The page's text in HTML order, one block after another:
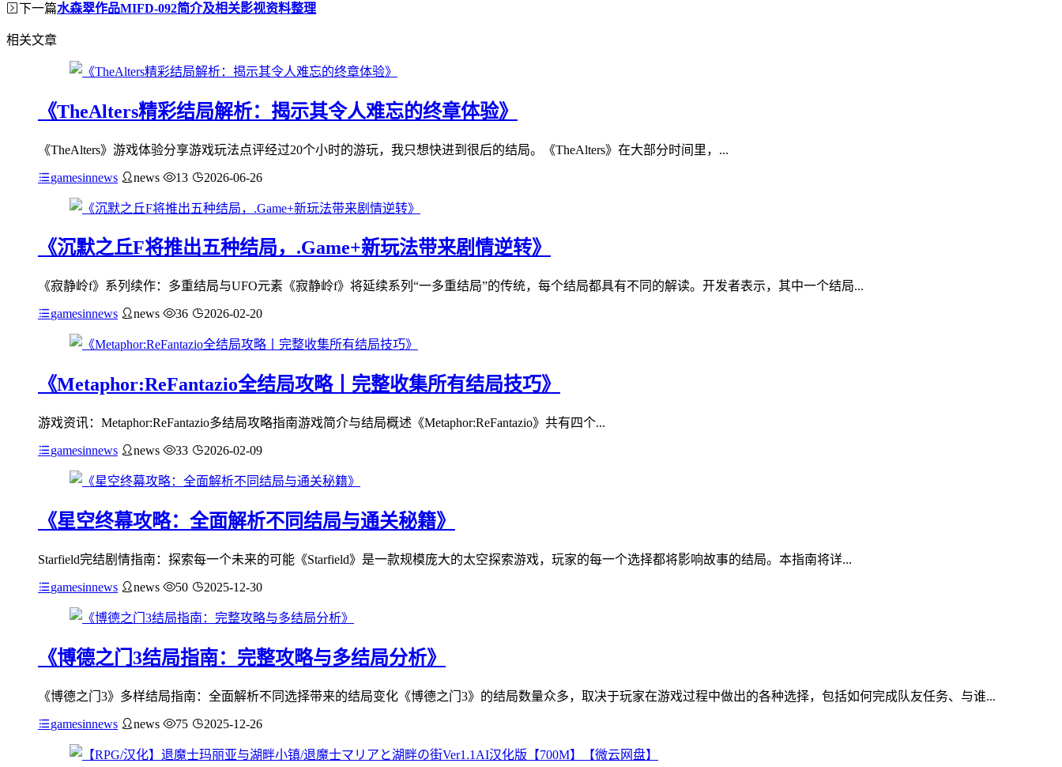
下一篇水森翠作品MIFD-092简介及相关影视资料整理
相关文章
《TheAlters精彩结局解析：揭示其令人难忘的终章体验》
《TheAlters》游戏体验分享游戏玩法点评经过20个小时的游玩，我只想快进到很后的结局。《TheAlters》在大部分时间里，...
gamesinnews news 13 2026-06-26
《沉默之丘F将推出五种结局，.Game+新玩法带来剧情逆转》
《寂静岭f》系列续作：多重结局与UFO元素《寂静岭f》将延续系列“一多重结局”的传统，每个结局都具有不同的解读。开发者表示，其中一个结局...
gamesinnews news 36 2026-02-20
《Metaphor:ReFantazio全结局攻略丨完整收集所有结局技巧》
游戏资讯：Metaphor:ReFantazio多结局攻略指南游戏简介与结局概述《Metaphor:ReFantazio》共有四个...
gamesinnews news 33 2026-02-09
《星空终幕攻略：全面解析不同结局与通关秘籍》
Starfield完结剧情指南：探索每一个未来的可能《Starfield》是一款规模庞大的太空探索游戏，玩家的每一个选择都将影响故事的结局。本指南将详...
gamesinnews news 50 2025-12-30
《博德之门3结局指南：完整攻略与多结局分析》
《博德之门3》多样结局指南：全面解析不同选择带来的结局变化《博德之门3》的结局数量众多，取决于玩家在游戏过程中做出的各种选择，包括如何完成队友任务、与谁...
gamesinnews news 75 2025-12-26